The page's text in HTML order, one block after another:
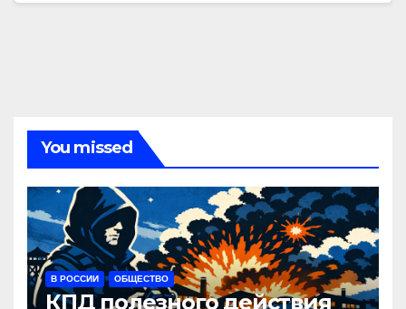
You missed
В РОССИИ ОБЩЕСТВО
КПД полезного действия